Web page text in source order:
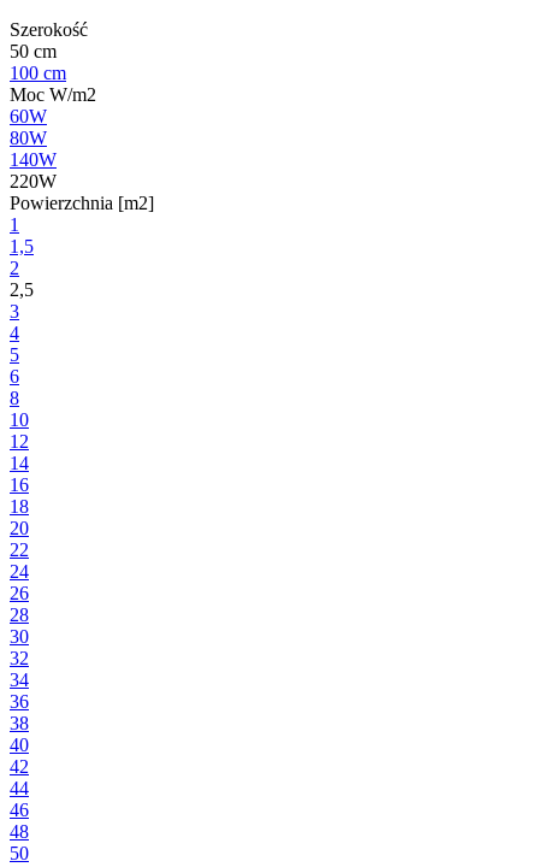
Szerokość
50 cm
100 cm
Moc W/m2
60W
80W
140W
220W
Powierzchnia [m2]
1
1,5
2
2,5
3
4
5
6
8
10
12
14
16
18
20
22
24
26
28
30
32
34
36
38
40
42
44
46
48
50